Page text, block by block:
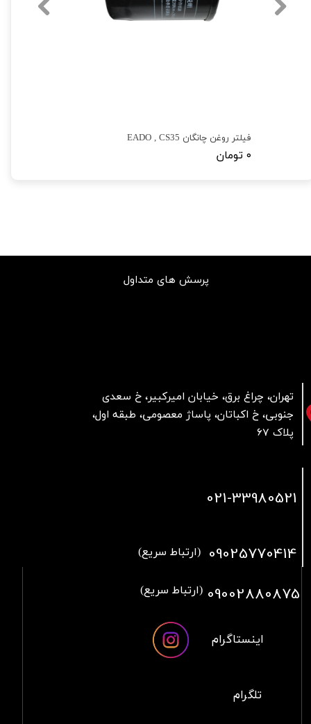
فیلتر روغن چانگان EADO , CS35
۰ تومان
تهران، چراغ برق، خیابان امیرکبیر، خ سعدی
جنوبی، خ اکباتان، پاساژ معصومی، طبقه اول،
پلاک 67
پرسش های متداول
021-33980521
09025770414 (ارتباط سریع)
09002880875 (ارتباط سریع)
تلگرام
اینستاگرام